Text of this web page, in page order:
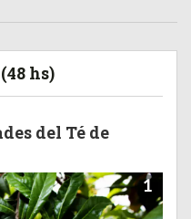
hs)
del Té de
1